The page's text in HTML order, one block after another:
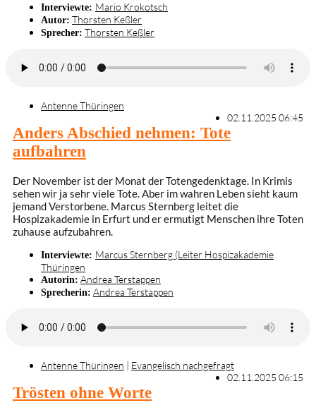
Interviewte: Mario Krokotsch
Autor: Thorsten Keßler
Sprecher: Thorsten Keßler
Antenne Thüringen
02.11.2025 06:45
Anders Abschied nehmen: Tote
aufbahren
Der November ist der Monat der Totengedenktage. In Krimis
sehen wir ja sehr viele Tote. Aber im wahren Leben sieht kaum
jemand Verstorbene. Marcus Sternberg leitet die
Hospizakademie in Erfurt und er ermutigt Menschen ihre Toten
zuhause aufzubahren.
Interviewte: Marcus Sternberg (Leiter Hospizakademie
Thüringen
Autorin: Andrea Terstappen
Sprecherin: Andrea Terstappen
Antenne Thüringen | Evangelisch nachgefragt
02.11.2025 06:15
Trösten ohne Worte